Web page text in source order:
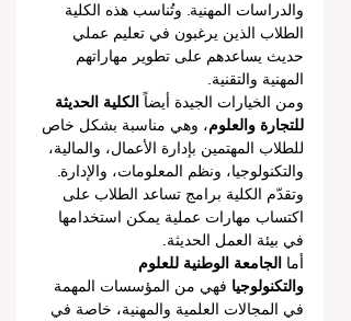
والدراسات المهنية. وتُناسب هذه الكلية
الطلاب الذين يرغبون في تعليم عملي
حديث يساعدهم على تطوير مهاراتهم
المهنية والتقنية.
ومن الخيارات الجيدة أيضاً الكلية الحديثة
للتجارة والعلوم، وهي مناسبة بشكل خاص
للطلاب المهتمين بإدارة الأعمال، والمالية،
والتكنولوجيا، ونظم المعلومات، والإدارة.
وتقدّم الكلية برامج تساعد الطلاب على
اكتساب مهارات عملية يمكن استخدامها
في بيئة العمل الحديثة.
أما الجامعة الوطنية للعلوم
والتكنولوجيا فهي من المؤسسات المهمة
في المجالات العلمية والمهنية، خاصة في